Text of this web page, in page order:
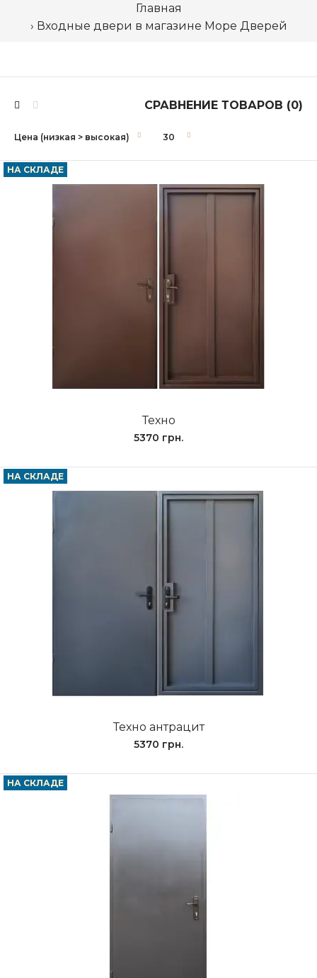
Главная
Входные двери в магазине Море Дверей
СРАВНЕНИЕ ТОВАРОВ (0)
НА СКЛАДЕ
Техно
5370 грн.
НА СКЛАДЕ
Техно антрацит
5370 грн.
НА СКЛАДЕ